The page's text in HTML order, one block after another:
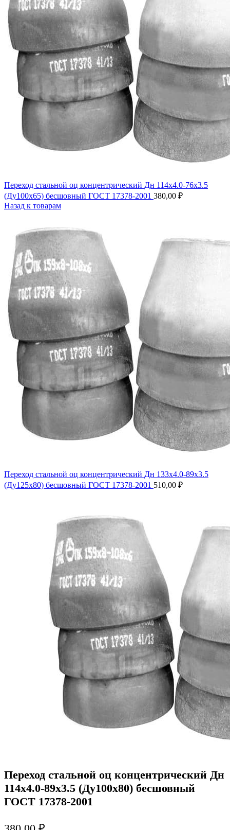
Переход стальной оц концентрический Дн 114х4.0-76х3.5
(Ду100х65) бесшовный ГОСТ 17378-2001 380,00 ₽
Назад к товарам
Переход стальной оц концентрический Дн 133х4.0-89х3.5
(Ду125х80) бесшовный ГОСТ 17378-2001 510,00 ₽
Переход стальной оц концентрический Дн
114х4.0-89х3.5 (Ду100х80) бесшовный
ГОСТ 17378-2001